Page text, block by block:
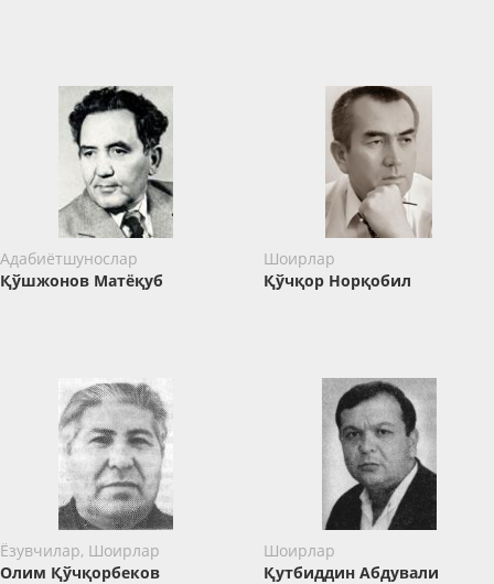
Адабиётшунослар
Қўшжонов Матёқуб
Шоирлар
Қўчқор Норқобил
Ёзувчилар, Шоирлар
Олим Қўчқорбеков
Шоирлар
Қутбиддин Абдували